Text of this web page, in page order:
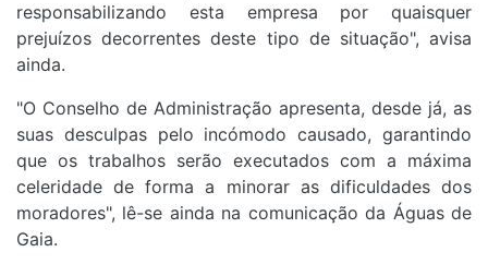
responsabilizando esta empresa por quaisquer
prejuízos decorrentes deste tipo de situação", avisa
ainda.
"O Conselho de Administração apresenta, desde já, as
suas desculpas pelo incómodo causado, garantindo
que os trabalhos serão executados com a máxima
celeridade de forma a minorar as dificuldades dos
moradores", lê-se ainda na comunicação da Águas de
Gaia.